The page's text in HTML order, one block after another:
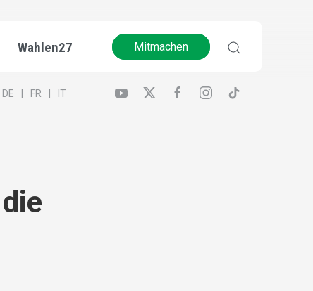
Wahlen27 Mitmachen
DE FR IT